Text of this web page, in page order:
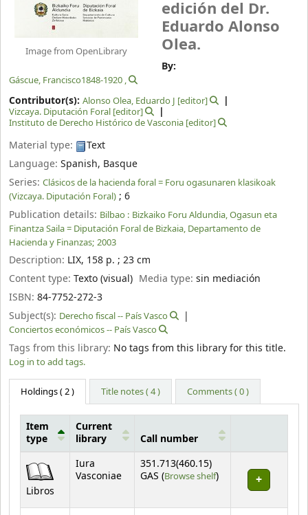
Image from OpenLibrary
edición del Dr.
Eduardo Alonso
Olea.
By:
, 1848-1920
Contributor(s): Alonso Olea, Eduardo J [editor]
Vizcaya‏. Diputación Foral [editor]
Instituto de Derecho Histórico de Vasconia [editor]
Material type:
Text
Language: Spanish, Basque
Series: Clásicos de la hacienda foral = Foru ogasunaren klasikoak
(Vizcaya. Diputación Foral) ; 6
Publication details: Bilbao : Bizkaiko Foru Aldundia, Ogasun eta
Finantza Saila = Diputación Foral de Bizkaia, Departamento de
Hacienda y Finanzas; 2003
Description: LIX, 158 p. ; 23 cm
Content type: Texto (visual) Media type:sin mediación
ISBN: 84-7752-272-3
Subject(s): Derecho fiscal -- País Vasco
Conciertos económicos -- País Vasco
Tags from this library: No tags from this library for this title.
Log in to add tags.
Holdings( 2 ) Title notes ( 4 ) Comments ( 0 )
Item
type
Current
library
Call number
Libros
Iura
Vasconiae
351.713(460.15)
GAS (Browse shelf(Opens below)
)